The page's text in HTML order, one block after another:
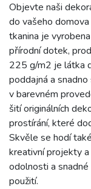
Objevte naši
do vašeho
tkanina je
přírodní dotek,
225 g/m2 je látka
poddajná a
v barevném
šití originálních
prostírání, které
Skvěle se hodí
kreativní projekty
odolnosti a
použití.